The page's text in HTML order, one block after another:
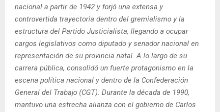
nacional a partir de 1942 y forjó una extensa y
controvertida trayectoria dentro del gremialismo y la
estructura del Partido Justicialista, llegando a ocupar
cargos legislativos como diputado y senador nacional en
representación de su provincia natal. A lo largo de su
carrera pública, consolidó un fuerte protagonismo en la
escena política nacional y dentro de la Confederación
General del Trabajo (CGT). Durante la década de 1990,
mantuvo una estrecha alianza con el gobierno de Carlos